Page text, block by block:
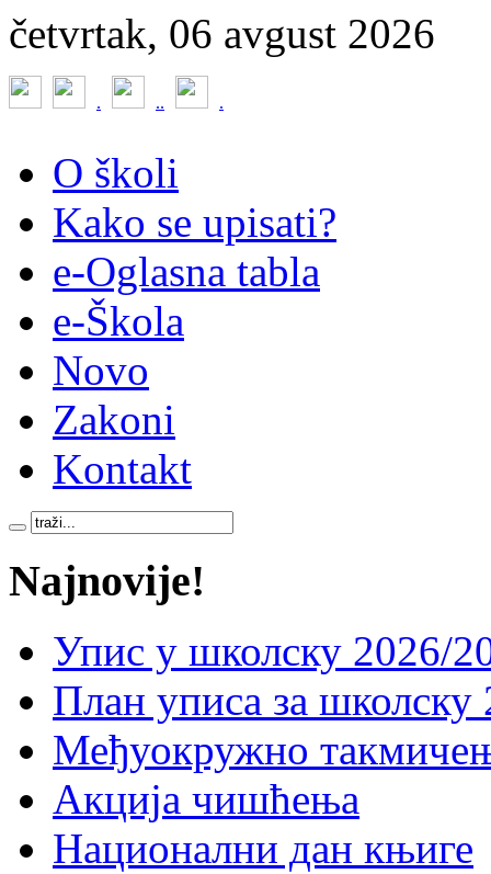
četvrtak, 06 avgust 2026
. .. .
O školi
Kako se upisati?
e-Oglasna tabla
e-Škola
Novo
Zakoni
Kontakt
Najnovije!
Упис у школску 2026/
План уписа за школску
Међуокружно
Акција чишћења
Национални дан књиге